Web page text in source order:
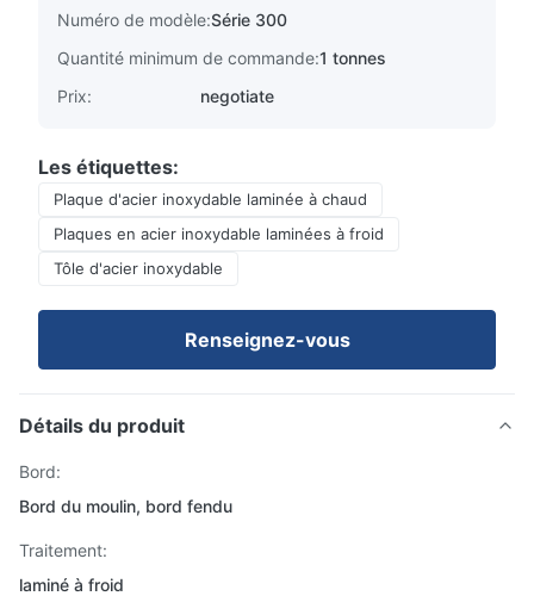
Numéro de modèle:Série 300
Quantité minimum de commande:1 tonnes
Prix:
negotiate
Les étiquettes:
Plaque d'acier inoxydable laminée à chaud
Plaques en acier inoxydable laminées à froid
Tôle d'acier inoxydable
Renseignez-vous
Détails du produit
Bord:
Bord du moulin, bord fendu
Traitement:
laminé à froid